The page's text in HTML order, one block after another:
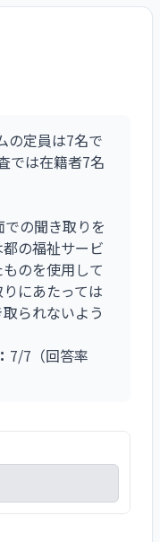
行政機関、企
ＯＢ会も特色に
が密集している
々な資源を使い
続できるように
、当初の医療機
て、これらの施
高く評価できま
の定員は7名で
では在籍者7名
の聞き取りを
の福祉サービ
のを使用して
にあたっては
られないよう
7/7（回答率